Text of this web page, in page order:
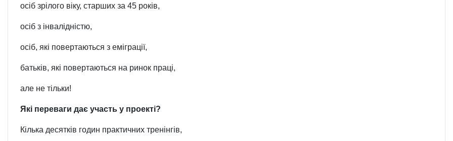
осіб зрілого віку, старших за 45 років,
осіб з інвалідністю,
осіб, які повертаються з еміграції,
батьків, які повертаються на ринок праці,
але не тільки!
Які переваги дає участь у проекті?
Кілька десятків годин практичних тренінгів,